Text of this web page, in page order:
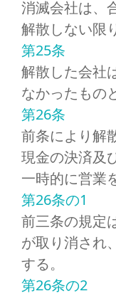
消滅会社は、
解散しない限
第25条
解散した会社
なかったもの
第26条
前条により解
現金の決済及
一時的に営業
第26条の1
前三条の規定
が取り消され
する。
第26条の2